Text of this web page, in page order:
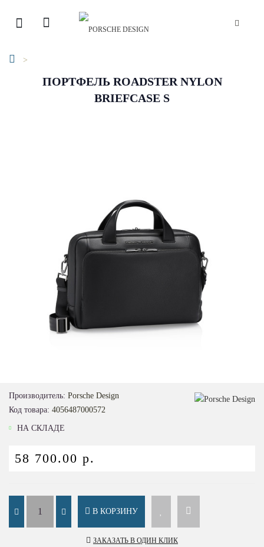
ПОРТФЕЛЬ ROADSTER NYLON
BRIEFCASE S
Производитель: Porsche Design
Код товара: 4056487000572
НА СКЛАДЕ
58 700.00 р.
В КОРЗИНУ
ЗАКАЗАТЬ В ОДИН КЛИК